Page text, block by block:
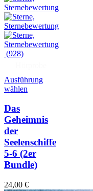
(928)
Ausführung
wählen
Das
Geheimnis
der
Seelenschiffe
5-6 (2er
Bundle)
24,00 €